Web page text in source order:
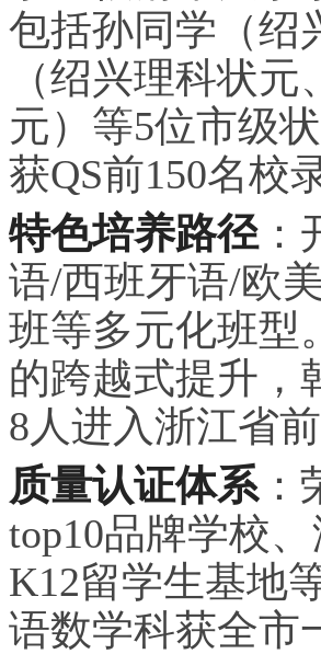
包括孙同学（绍
（绍兴理科状
元）等5位市级
获QS前150名校
特色培养路径：
语/西班牙语/欧
班等多元化班型
的跨越式提升，
8人进入浙江省
质量认证体系：
top10品牌学校
K12留学生基地
语数学科获全市